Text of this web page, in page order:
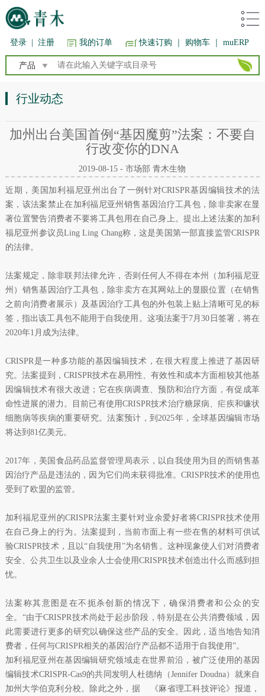
登录 注册 我的订单 快速订购 ｜ 购物车 ｜ muERP
产品
行业动态
加州出台美国首例“基因魔剪”法案：不要自
行改变你的DNA
2019-08-15 - 市场部 青木生物
近期，美国加利福尼亚州出台了一例针对CRISPR基因编辑技术的法
案，该法案禁止在加利福尼亚州销售基因治疗工具包，除非卖家在显
著位置警告消费者不要将工具包用在自己身上。提出上述法案的加利
福尼亚州参议员Ling Ling Chang称，这是美国第一部直接监管CRISPR
的法律。
法案规定，除非联邦法律允许，否则任何人不得在本州（加利福尼亚
州）销售基因治疗工具包，除非卖方在其网站上的显眼位置（在销售
之前向消费者展示）及基因治疗工具包的外包装上贴上清晰可见的标
签，指出该工具包不能用于自我使用。这项法案于7月30日签署，将在
2020年1月成为法律。
CRISPR是一种多功能的基因编辑技术，在很大程度上推进了基因研
究。法案提到，CRISPR技术在易用性、有效性和成本方面相较其他基
因编辑技术有很大改进；它在疾病调查、预防和治疗方面，有促成革
命性进展的潜力。目前已有使用CRISPR技术治疗糖尿病、疟疾和镰状
细胞病等疾病的重要研究。法案预计，到2025年，全球基因编辑市场
将达到81亿美元。
2017年，美国食品药品监督管理局表示，以自我使用为目的而销售基
因治疗产品是违法的，因为它们尚未获得批准。CRISPR技术的使用也
受到了欧盟的监管。
加利福尼亚州的CRISPR法案主要针对业余爱好者将CRISPR技术使用
在自己身上的行为。法案提到，当前市面上有一些在售的材料可供试
验CRISPR技术，且以“自我使用”为名销售。这种现象使人们对消费者
安全、公共卫生以及业余人士会使用CRISPR技术创造出什么而感到担
忧。
法案称其意图是在不扼杀创新的情况下，确保消费者和公众的安
全。“由于CRISPR技术尚处于起步阶段，特别是在公共消费领域，因
此需要进行更多的研究以确保这些产品的安全。因此，适当地告知消
费者，任何与CRISPR相关的基因治疗产品都不适用于自我使用”。
加利福尼亚州在基因编辑研究领域走在世界前沿，被广泛使用的基因
编辑技术CRISPR-Cas9的共同发明人杜德纳（Jennifer Doudna）就来自
加州大学伯克利分校。除此之外，据 《麻省理工科技评论》报道，